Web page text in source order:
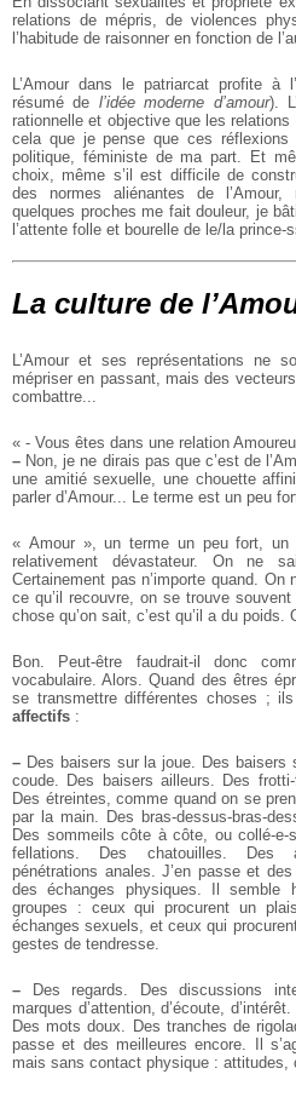
relations de mépris, de violences
l’habitude de raisonner en fonction de
L’Amour dans le patriarcat profite à
résumé de l’idée moderne d’amour).
rationnelle et objective que les
cela que je pense que ces réflexions
politique, féministe de ma part. Et
choix, même s’il est difficile de
des normes aliénantes de l’Amour,
quelques proches me fait douleur, je
l’attente folle et bourelle de le/la prince-
La culture de
L’Amour et ses représentations ne
mépriser en passant, mais des
combattre...
« - Vous êtes dans une relation
– Non, je ne dirais pas que c’est de
une amitié sexuelle, une chouette
parler d’Amour... Le terme est un peu
« Amour », un terme un peu fort, un
relativement dévastateur. On ne
Certainement pas n’importe quand.
ce qu’il recouvre, on se trouve
chose qu’on sait, c’est qu’il a du
Bon. Peut-être faudrait-il donc
vocabulaire. Alors. Quand des êtres
se transmettre différentes choses ;
affectifs :
– Des baisers sur la joue. Des
coude. Des baisers ailleurs. Des
Des étreintes, comme quand on se
par la main. Des bras-dessus-bras-
Des sommeils côte à côte, ou collé-
fellations. Des chatouilles. Des
pénétrations anales. J’en passe et
des échanges physiques. Il semble
groupes : ceux qui procurent un
échanges sexuels, et ceux qui
gestes de tendresse.
– Des regards. Des discussions
marques d’attention, d’écoute,
Des mots doux. Des tranches de
passe et des meilleures encore. Il
mais sans contact physique : attitudes,